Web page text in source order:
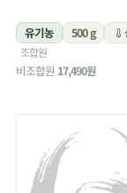
유기농 500 g
조합원
비조합원 17,490원